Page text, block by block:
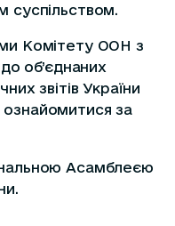
суспільством.
Комітету ООН з
об’єднаних
звітів України
за
Асамблеєю